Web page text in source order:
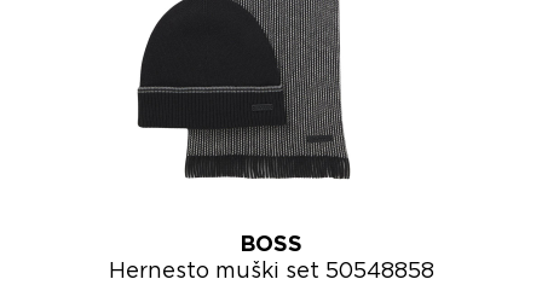
BOSS
Hernesto muški set 50548858